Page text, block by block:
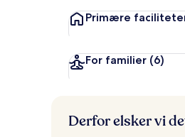
Primære
For familier (6)
Derfor elsker vi